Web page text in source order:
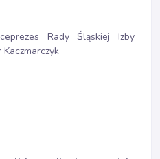
Rady Śląskiej Izby